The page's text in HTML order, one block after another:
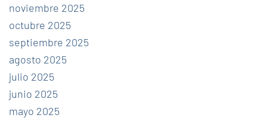
noviembre 2025
octubre 2025
septiembre 2025
agosto 2025
julio 2025
junio 2025
mayo 2025